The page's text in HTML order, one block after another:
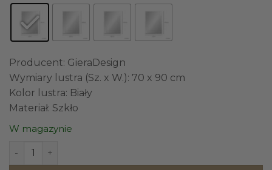
Producent: GieraDesign
Wymiary lustra (Sz. x W.): 70 x 90 cm
Kolor lustra: Biały
Materiał: Szkło
W magazynie
ilość LUSTRO ŚCIENNE Fazis Opti White w lustrzanej